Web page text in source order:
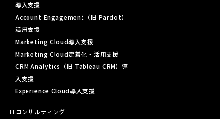
導入支援
Account Engagement（旧 Pardot）
活用支援
Marketing Cloud導入支援
Marketing Cloud定着化・活用支援
CRM Analytics（旧 Tableau CRM）導
入支援
Experience Cloud導入支援
ITコンサルティング